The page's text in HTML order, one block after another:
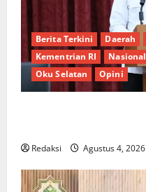
Berita Terkini Daerah
Kementrian RI
Nasional
Oku Selatan
Opini
Redaksi Agustus 4, 2026